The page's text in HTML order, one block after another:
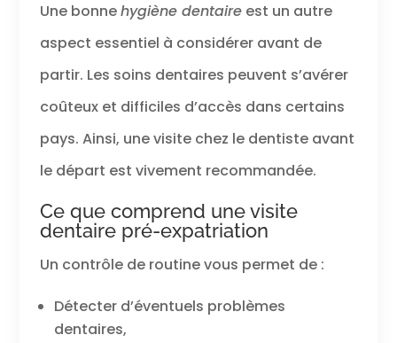
Une bonnehygiène dentaireest un autre
aspect essentiel à considérer avant de
partir. Les soins dentaires peuvent s’avérer
coûteux et difficiles d’accès dans certains
pays. Ainsi, une visite chez le dentiste avant
le départ est vivement recommandée.
Ce que comprend une visite
dentaire pré-expatriation
Un contrôle de routine vous permet de :
Détecter d’éventuels problèmes
dentaires,